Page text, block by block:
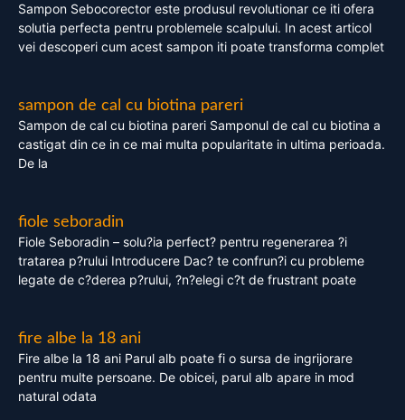
Sampon Sebocorector este produsul revolutionar ce iti ofera
solutia perfecta pentru problemele scalpului. In acest articol
vei descoperi cum acest sampon iti poate transforma complet
sampon de cal cu biotina pareri
Sampon de cal cu biotina pareri Samponul de cal cu biotina a
castigat din ce in ce mai multa popularitate in ultima perioada.
De la
fiole seboradin
Fiole Seboradin – solu?ia perfect? pentru regenerarea ?i
tratarea p?rului Introducere Dac? te confrun?i cu probleme
legate de c?derea p?rului, ?n?elegi c?t de frustrant poate
fire albe la 18 ani
Fire albe la 18 ani Parul alb poate fi o sursa de ingrijorare
pentru multe persoane. De obicei, parul alb apare in mod
natural odata